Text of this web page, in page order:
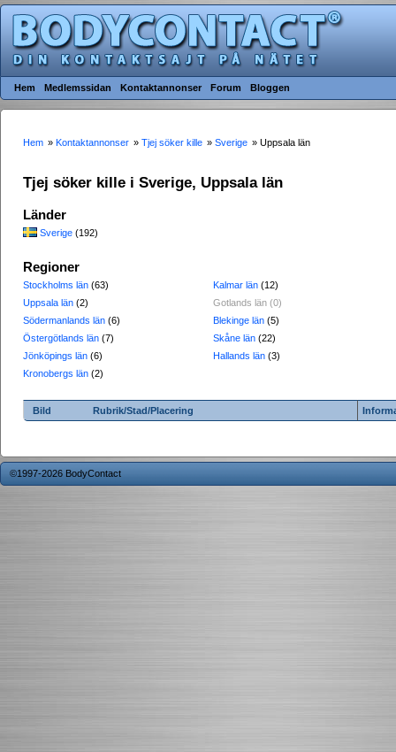
Hem Medlemssidan Kontaktannonser Forum Bloggen
Hem » Kontaktannonser » Tjej söker kille » Sverige » Uppsala län
Tjej söker kille i Sverige, Uppsala län
Länder
Sverige (192)
Regioner
Stockholms län (63)
Uppsala län (2)
Södermanlands län (6)
Östergötlands län (7)
Jönköpings län (6)
Kronobergs län (2)
Kalmar län (12)
Gotlands län (0)
Blekinge län (5)
Skåne län (22)
Hallands län (3)
Bild Rubrik/Stad/Placering
©1997-2026 BodyContact